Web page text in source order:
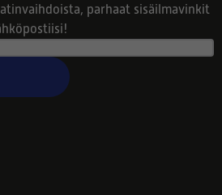
parhaat sisäilmavinkit